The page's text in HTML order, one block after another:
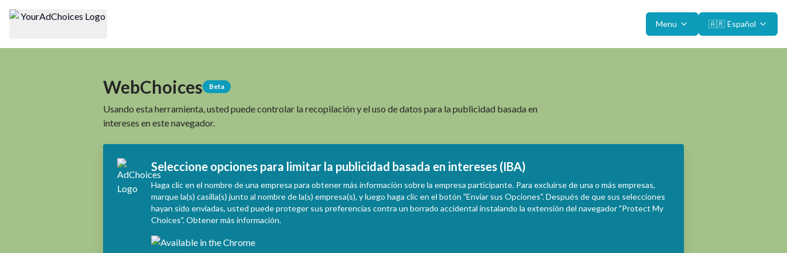
Menu 🇦🇷 Español
WebChoices Beta
Usando esta herramienta, usted puede controlar la recopilación y el uso de datos para la publicidad basada en
intereses en este navegador.
Seleccione opciones para limitar la publicidad basada en intereses (IBA)
Haga clic en el nombre de una empresa para obtener más información sobre la empresa participante. Para excluirse de una o más empresas,
marque la(s) casilla(s) junto al nombre de la(s) empresa(s), y luego haga clic en el botón "Enviar sus Opciones". Después de que sus selecciones
hayan sido enviadas, usted puede proteger sus preferencias contra un borrado accidental instalando la extensión del navegador "Protect My
Choices". Obtener más información.